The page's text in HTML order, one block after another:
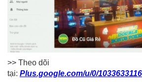
>> Theo dõi
tại: Plus.google.com/u/0/